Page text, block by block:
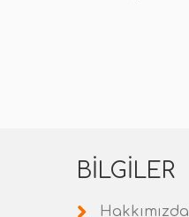
BILGILER
Hakkımızda